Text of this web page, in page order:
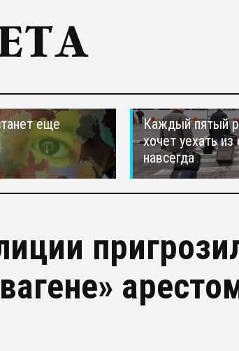
еще
Каждый пятый
хочет уехать
навсегда